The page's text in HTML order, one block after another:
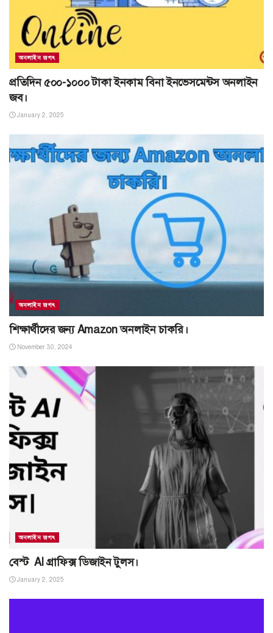
অনলাইন জগৎ
প্রতিদিন ৫০০-১০০০ টাকা ইনকাম বিনা ইনভেসমেন্টস অনলাইন
জব।
January 2, 2025
অনলাইন জগৎ
শিক্ষার্থীদের জন্য Amazon অনলাইন চাকরি।
November 30, 2024
অনলাইন জগৎ
বেস্ট AI গ্রাফিক্স ডিজাইন টুলস।
January 2, 2025